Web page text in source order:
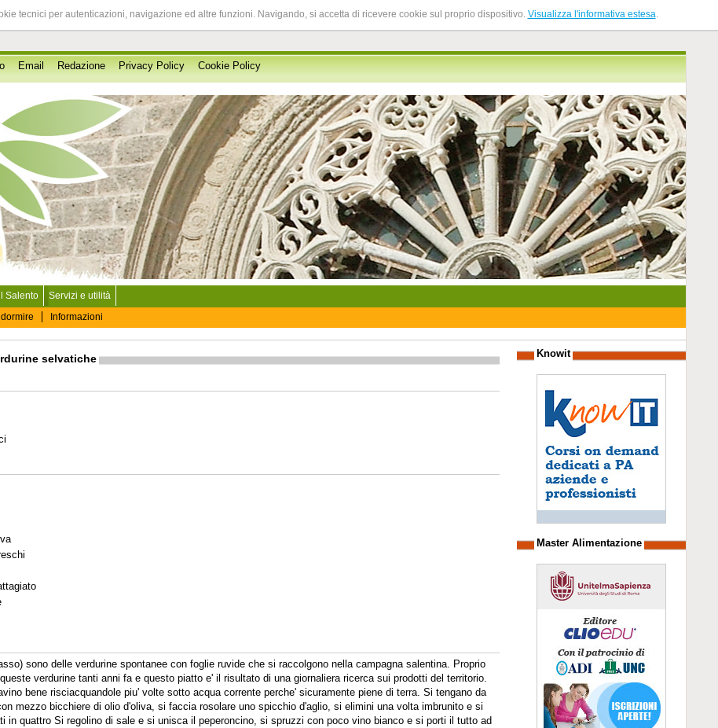
tecnici per autenticazioni, navigazione ed altre funzioni. Navigando, si accetta di ricevere cookie sul proprio dispositivo. Visualizza l'informativa estesa.
Email Redazione Privacy Policy Cookie Policy
Informazioni
Salento Servizi e utilità
selvatiche
sono delle verdurine spontanee con foglie ruvide che si raccolgono nella campagna salentina. Proprio
verdurine tanti anni fa e questo piatto e' il risultato di una giornaliera ricerca sui prodotti del territorio.
bene risciacquandole piu' volte sotto acqua corrente perche' sicuramente piene di terra. Si tengano da
mezzo bicchiere di olio d'oliva, si faccia rosolare uno spicchio d'aglio, si elimini una volta imbrunito e si
in quattro Si regolino di sale e si unisca il peperoncino, si spruzzi con poco vino bianco e si porti il tutto ad
Knowit
Master Alimentazione